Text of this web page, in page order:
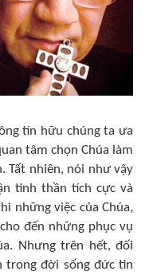
tín hữu chúng ta ưa
tâm chọn Chúa làm
Tất nhiên, nói như vậy
tinh thần tích cực và
những việc của Chúa,
đến những phục vụ
Nhưng trên hết, đối
trong đời sống đức tin